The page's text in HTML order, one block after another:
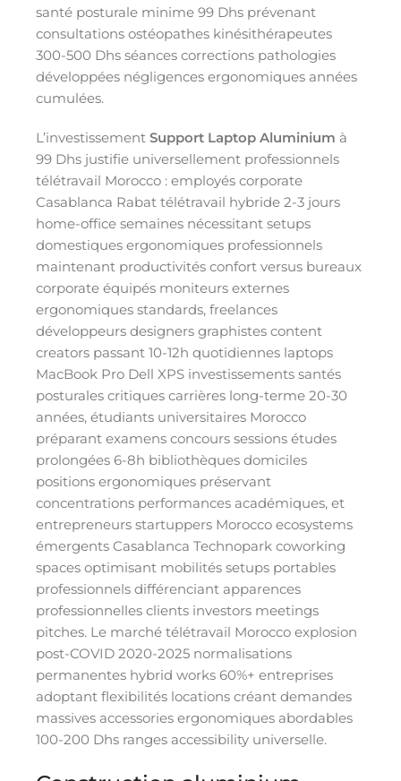
santé posturale minime 99 Dhs prévenant
consultations ostéopathes kinésithérapeutes
300-500 Dhs séances corrections pathologies
développées négligences ergonomiques années
cumulées.
L’investissement Support Laptop Aluminium à
99 Dhs justifie universellement professionnels
télétravail Morocco : employés corporate
Casablanca Rabat télétravail hybride 2-3 jours
home-office semaines nécessitant setups
domestiques ergonomiques professionnels
maintenant productivités confort versus bureaux
corporate équipés moniteurs externes
ergonomiques standards, freelances
développeurs designers graphistes content
creators passant 10-12h quotidiennes laptops
MacBook Pro Dell XPS investissements santés
posturales critiques carrières long-terme 20-30
années, étudiants universitaires Morocco
préparant examens concours sessions études
prolongées 6-8h bibliothèques domiciles
positions ergonomiques préservant
concentrations performances académiques, et
entrepreneurs startuppers Morocco ecosystems
émergents Casablanca Technopark coworking
spaces optimisant mobilités setups portables
professionnels différenciant apparences
professionnelles clients investors meetings
pitches. Le marché télétravail Morocco explosion
post-COVID 2020-2025 normalisations
permanentes hybrid works 60%+ entreprises
adoptant flexibilités locations créant demandes
massives accessories ergonomiques abordables
100-200 Dhs ranges accessibility universelle.